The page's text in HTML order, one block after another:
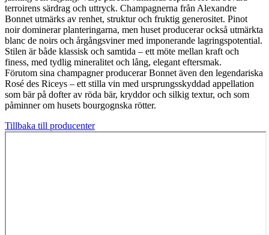
terroirens särdrag och uttryck. Champagnerna från Alexandre
Bonnet utmärks av renhet, struktur och fruktig generositet. Pinot
noir dominerar planteringarna, men huset producerar också utmärkta
blanc de noirs och årgångsviner med imponerande lagringspotential.
Stilen är både klassisk och samtida – ett möte mellan kraft och
finess, med tydlig mineralitet och lång, elegant eftersmak.
Förutom sina champagner producerar Bonnet även den legendariska
Rosé des Riceys – ett stilla vin med ursprungsskyddad appellation
som bär på dofter av röda bär, kryddor och silkig textur, och som
påminner om husets bourgognska rötter.
Tillbaka till producenter